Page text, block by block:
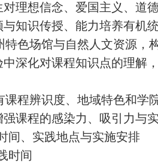
对理想信念、爱国主义、道
与知识传授、能力培养有机
特色场馆与自然人文资源，
深化对课程知识点的理解
课程辨识度、地域特色和学
课程的感染力、吸引力与
间、实践地点与实施安排
时间